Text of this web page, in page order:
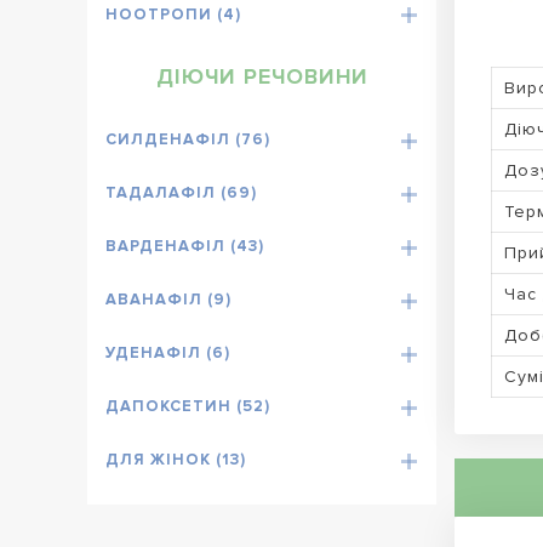
НООТРОПИ (4)
ДІЮЧИ РЕЧОВИНИ
СИЛДЕНАФІЛ (76)
ТАДАЛАФІЛ (69)
ВАРДЕНАФІЛ (43)
АВАНАФІЛ (9)
УДЕНАФІЛ (6)
ДАПОКСЕТИН (52)
ДЛЯ ЖІНОК (13)
Час